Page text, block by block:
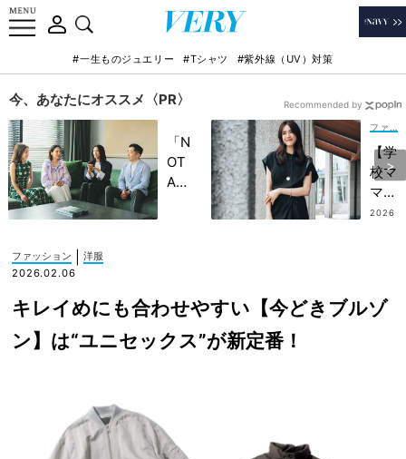
#一生ものジュエリー #Tシャツ #紫外線（UV）対策
今、あなたにオススメ〈PR〉
「N
OT
A
記憶
に一
生残
旅】
【学
校マ
マの
着回
好印
2026
Recommended by
ファッション
洋服
2026.02.06
キレイめにも合わせやすい【今どきブルゾ
ン】は“ユニセックス”が新定番！